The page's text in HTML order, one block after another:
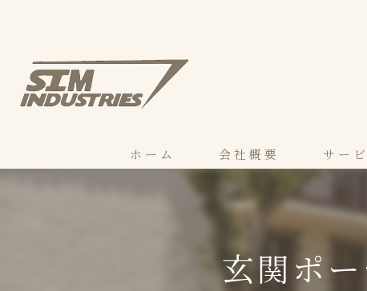
ホーム 会社概要 サー
マネもる
モクもる
もるコン
玄関ポ